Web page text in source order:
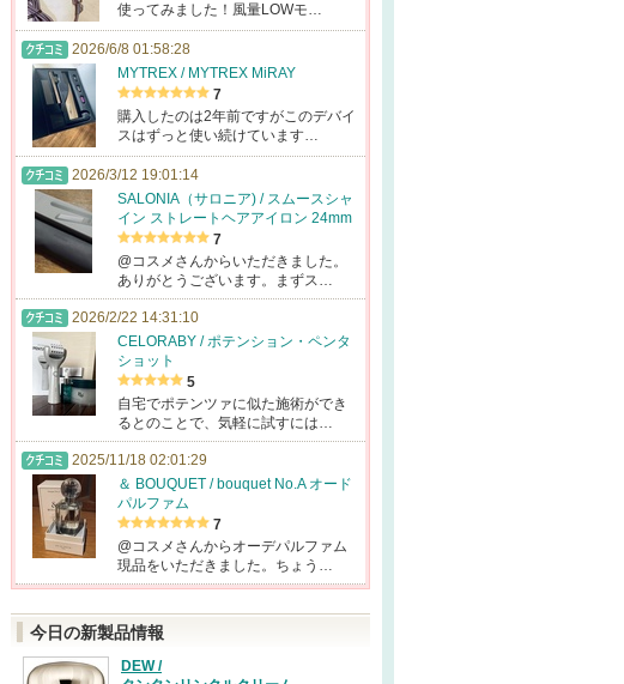
使ってみました！風量LOWモ…
2026/6/8 01:58:28
MYTREX / MYTREX MiRAY
7
購入したのは2年前ですがこのデバイ
スはずっと使い続けています…
2026/3/12 19:01:14
SALONIA（サロニア) / スムースシャ
イン ストレートヘアアイロン 24mm
7
@コスメさんからいただきました。
ありがとうございます。まずス…
2026/2/22 14:31:10
CELORABY / ポテンション・ペンタ
ショット
5
自宅でポテンツァに似た施術ができ
るとのことで、気軽に試すには…
2025/11/18 02:01:29
＆ BOUQUET / bouquet No.A オード
パルファム
7
@コスメさんからオーデパルファム
現品をいただきました。ちょう…
今日の新製品情報
DEW /